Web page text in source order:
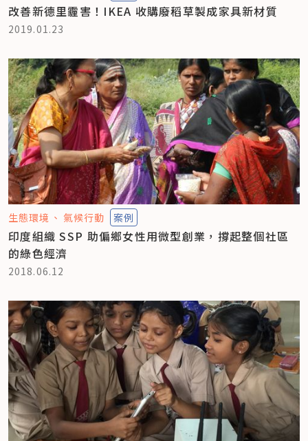
改善新德里霾害！IKEA 收購廢稻草製成家具新材質
2019.01.23
生態環境 氣候行動 案例
印度組織 SSP 助偏鄉女性用微型創業，撐起整個社區
的綠色經濟
2018.06.12